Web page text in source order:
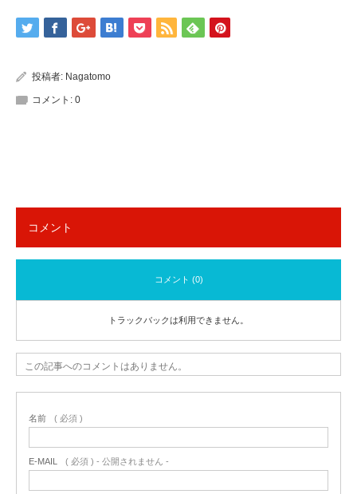
投稿者: Nagatomo
コメント: 0
コメント
コメント (0)
トラックバックは利用できません。
この記事へのコメントはありません。
名前 ( 必須 )
E-MAIL ( 必須 ) - 公開されません -